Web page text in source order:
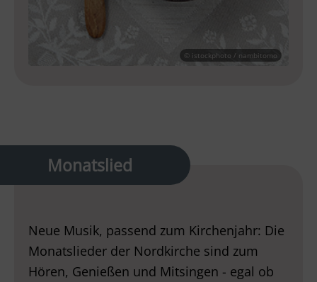
© istockphoto / nambitomo
Monatslied
Neue Musik, passend zum Kirchenjahr: Die
Monatslieder der Nordkirche sind zum
Hören, Genießen und Mitsingen - egal ob